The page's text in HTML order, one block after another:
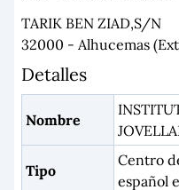
TARIK BEN ZIAD,S/N
32000 - Alhucemas
Detalles
Nombre
Tipo
Centro
español